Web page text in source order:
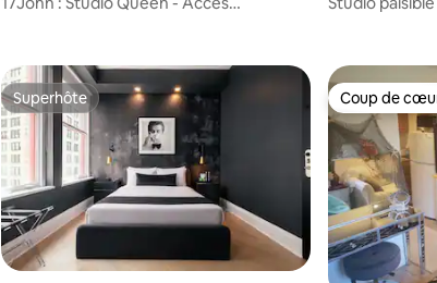
Superhôte
Superhôte Coup de
Coup de